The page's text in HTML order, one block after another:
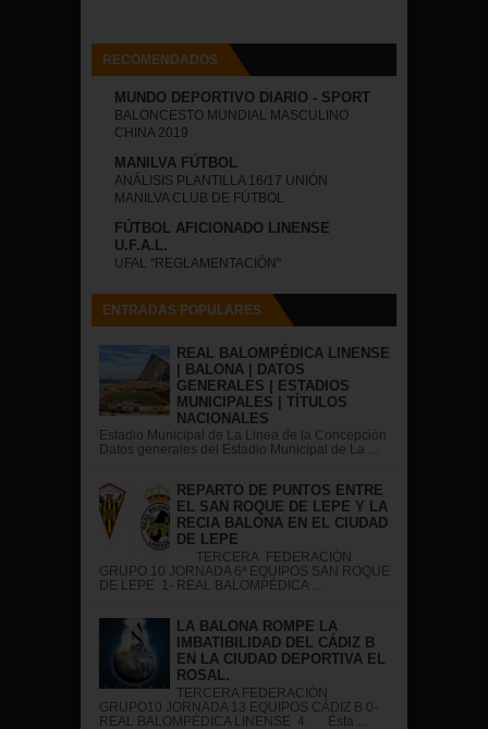
RECOMENDADOS
MUNDO DEPORTIVO DIARIO - SPORT
BALONCESTO MUNDIAL MASCULINO
CHINA 2019
MANILVA FÚTBOL
ANÁLISIS PLANTILLA 16/17 UNIÓN
MANILVA CLUB DE FÚTBOL
FÚTBOL AFICIONADO LINENSE
U.F.A.L.
UFAL "REGLAMENTACIÓN"
ENTRADAS POPULARES
REAL BALOMPÉDICA LINENSE
| BALONA | DATOS
GENERALES | ESTADIOS
MUNICIPALES | TÍTULOS
NACIONALES
Estadio Municipal de La Linea de la Concepción
Datos generales del Estadio Municipal de La ...
REPARTO DE PUNTOS ENTRE
EL SAN ROQUE DE LEPE Y LA
RECIA BALONA EN EL CIUDAD
DE LEPE
TERCERA FEDERACIÓN
GRUPO 10 JORNADA 6ª EQUIPOS SAN ROQUE
DE LEPE 1- REAL BALOMPÉDICA ...
LA BALONA ROMPE LA
IMBATIBILIDAD DEL CÁDIZ B
EN LA CIUDAD DEPORTIVA EL
ROSAL.
TERCERA FEDERACIÓN
GRUPO10 JORNADA 13 EQUIPOS CÁDIZ B 0-
REAL BALOMPÉDICA LINENSE 4. Ésta ...